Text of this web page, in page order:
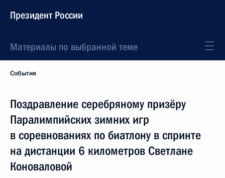
Президент России
Материалы по выбранной теме
События
Поздравление серебряному призёру
Паралимпийских зимних игр
в соревнованиях по биатлону в спринте
на дистанции 6 километров Светлане
Коноваловой